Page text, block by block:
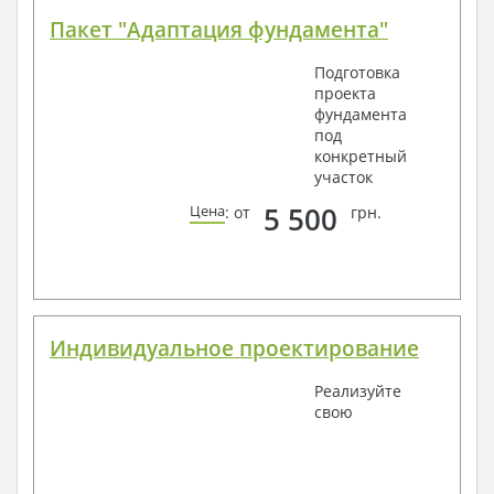
Пакет "Адаптация фундамента"
Подготовка
проекта
фундамента
под
конкретный
участок
Цена: от 5 500 грн.
Индивидуальное проектирование
Реализуйте
свою